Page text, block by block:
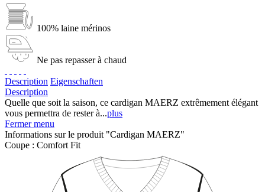
100% laine mérinos
Ne pas repasser à chaud
Description Eigenschaften
Description
Quelle que soit la saison, ce cardigan MAERZ extrêmement élégant
vous permettra de rester à...plus
Fermer menu
Informations sur le produit "Cardigan MAERZ"
Coupe : Comfort Fit